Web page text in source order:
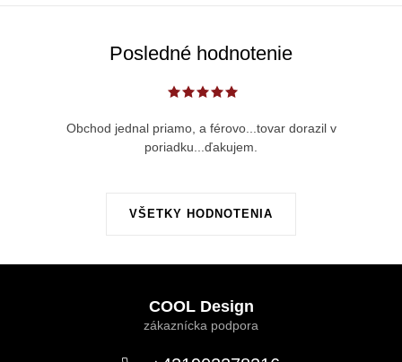
Posledné hodnotenie
VŠETKY HODNOTENIA
Obchod jednal priamo, a férovo...tovar dorazil v
poriadku...ďakujem.
COOL Design